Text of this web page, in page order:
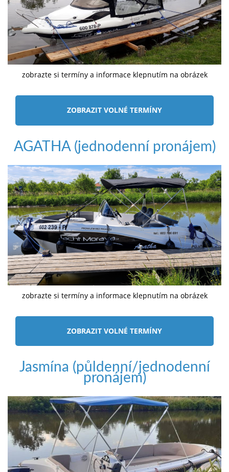
zobrazte si termíny a informace klepnutím na obrázek
ZOBRAZIT VOLNÉ TERMÍNY
AGATHA (jednodenní pronájem)
zobrazte si termíny a informace klepnutím na obrázek
ZOBRAZIT VOLNÉ TERMÍNY
Jasmína (půldenní/jednodenní
pronájem)